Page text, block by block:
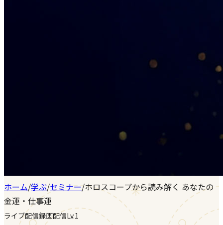
ホーム/学ぶ/セミナー/ホロスコープから読み解く あなたの
金運・仕事運
ライブ配信録画配信Lv.1